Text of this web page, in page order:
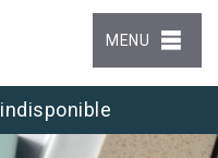
MENU
indisponible